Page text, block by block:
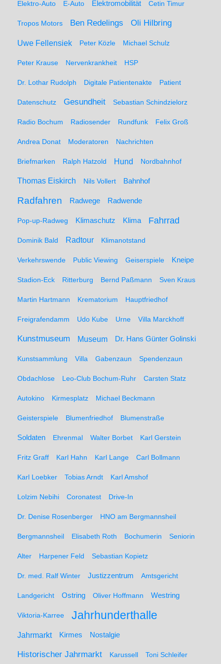
Elektro-Auto E-Auto Elektromobilität Cetin Timur
Tropos Motors Ben Redelings Oli Hilbring
Uwe Fellensiek Peter Közle Michael Schulz
Peter Krause Nervenkrankheit HSP
Dr. Lothar Rudolph Digitale Patientenakte Patient
Datenschutz Gesundheit Sebastian Schindzielorz
Radio Bochum Radiosender Rundfunk Felix Groß
Andrea Donat Moderatoren Nachrichten
Briefmarken Ralph Hatzold Hund Nordbahnhof
Thomas Eiskirch Nils Vollert Bahnhof
Radfahren Radwege Radwende
Pop-up-Radweg Klimaschutz Klima Fahrrad
Dominik Bald Radtour Klimanotstand
Verkehrswende Public Viewing Geiserspiele Kneipe
Stadion-Eck Ritterburg Bernd Paßmann Sven Kraus
Martin Hartmann Krematorium Hauptfriedhof
Freigrafendamm Udo Kube Urne Villa Marckhoff
Kunstmuseum Museum Dr. Hans Günter Golinski
Kunstsammlung Villa Gabenzaun Spendenzaun
Obdachlose Leo-Club Bochum-Ruhr Carsten Statz
Autokino Kirmesplatz Michael Beckmann
Geisterspiele Blumenfriedhof Blumenstraße
Soldaten Ehrenmal Walter Borbet Karl Gerstein
Fritz Graff Karl Hahn Karl Lange Carl Bollmann
Karl Loebker Tobias Arndt Karl Amshof
Lolzim Nebihi Coronatest Drive-In
Dr. Denise Rosenberger HNO am Bergmannsheil
Bergmannsheil Elisabeth Roth Bochumerin Seniorin
Alter Harpener Feld Sebastian Kopietz
Dr. med. Ralf Winter Justizzentrum Amtsgericht
Landgericht Ostring Oliver Hoffmann Westring
Viktoria-Karree Jahrhunderthalle
Jahrmarkt Kirmes Nostalgie
Historischer Jahrmarkt Karussell Toni Schleifer